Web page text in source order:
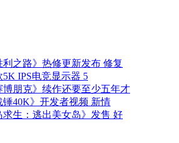
利之路》热修更新发布 修复
IPS电竞显示器 5
朋克》续作还要至少五年才
锤40K》开发者视频 新情
生：逃出美女岛》发售 好